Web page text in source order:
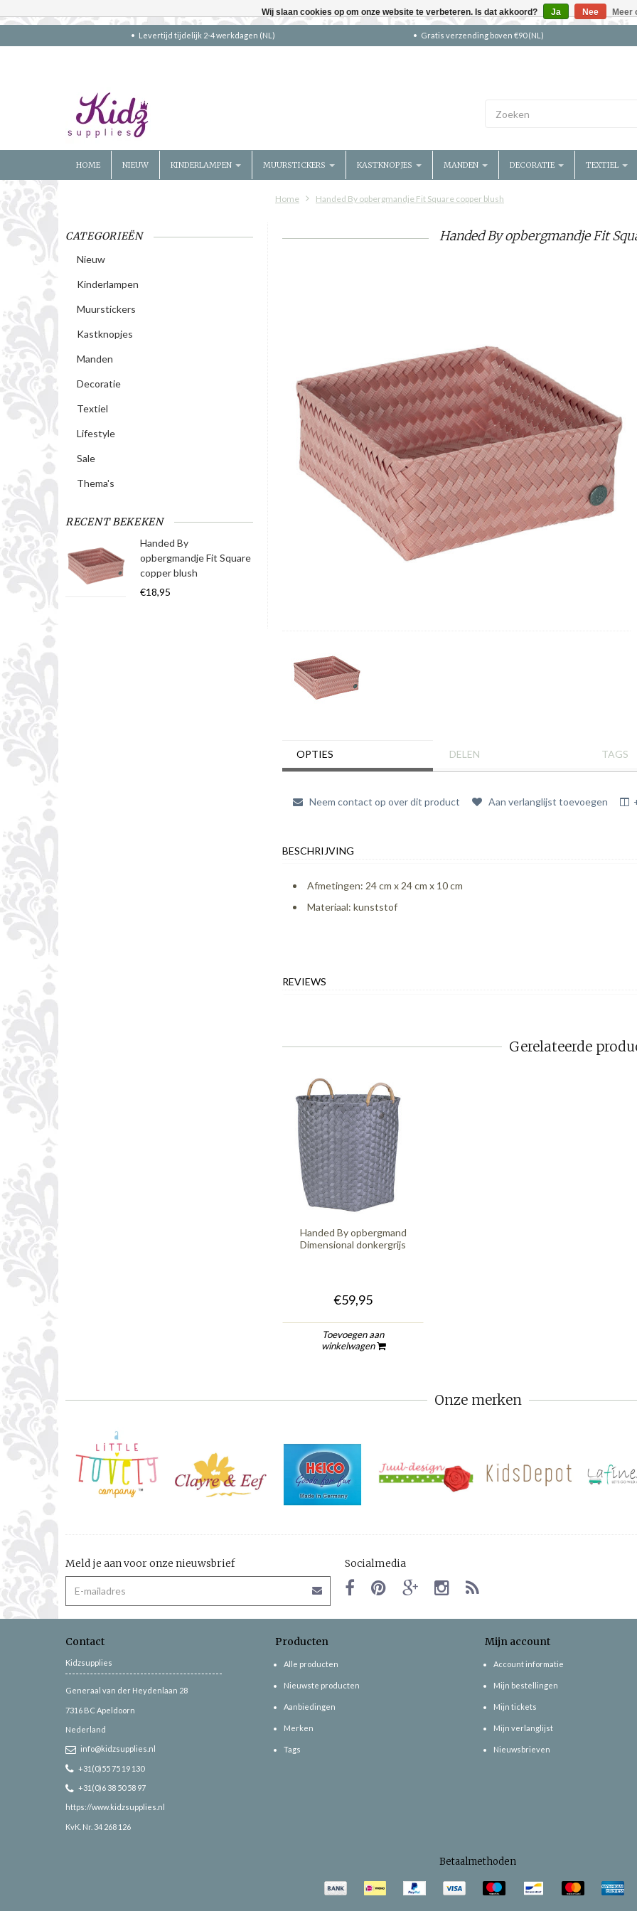
Levertijd tijdelijk 2-4 werkdagen (NL) Gratis verzending boven €90 (NL)
HOME NIEUW KINDERLAMPEN MUURSTICKERS KASTKNOPJES MANDEN DECORATIE TEXTIEL
Home Handed By opbergmandje Fit Square copper blush
CATEGORIEËN
Nieuw
Kinderlampen
Muurstickers
Kastknopjes
Manden
Decoratie
Textiel
Lifestyle
Sale
Thema's
RECENT BEKEKEN
Handed By
opbergmandje Fit Square
copper blush
€18,95
Handed By opbergmandje Fit
OPTIES DELEN TAGS
Neem contact op over dit product Aan verlanglijst toevoegen
BESCHRIJVING
Afmetingen: 24 cm x 24 cm x 10 cm
Materiaal: kunststof
REVIEWS
Gerelateerde
Handed By opbergmand
Dimensional donkergrijs
€59,95
Toevoegen aan
winkelwagen
Onze merken
Meld je aan voor onze nieuwsbrief Socialmedia
Contact
Kidzsupplies
Generaal van der Heydenlaan 28
7316 BC Apeldoorn
Nederland
info@kidzsupplies.nl
+31(0)55 75 19 130
+31(0)6 38 50 58 97
https://www.kidzsupplies.nl
KvK. Nr. 34 268 126
Producten
Alle producten
Nieuwste producten
Aanbiedingen
Merken
Tags
Mijn account
Account informatie
Mijn bestellingen
Mijn tickets
Mijn verlanglijst
Nieuwsbrieven
Betaalmethoden
Wij slaan cookies op om onze website te verbeteren. Is dat akkoord? Ja Nee Meer